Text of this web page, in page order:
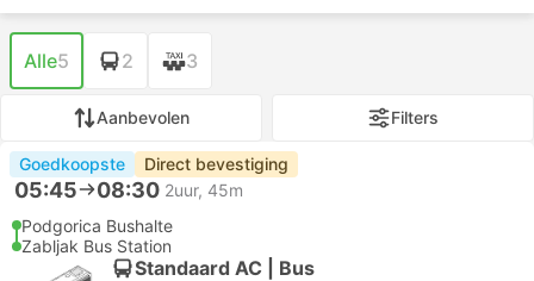
Alle5 2 3
Aanbevolen Filters
Goedkoopste Direct bevestiging
05:45 08:30 2uur, 45m
Podgorica Bushalte
Zabljak Bus Station
Standaard AC | Bus